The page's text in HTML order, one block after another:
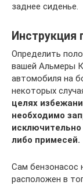
заднее сиденье.
Инструкция
Определить
вашей Альмеры
автомобиля на
некоторых
целях
необходимо
либо примесей.
Сам бензонасос
расположен в